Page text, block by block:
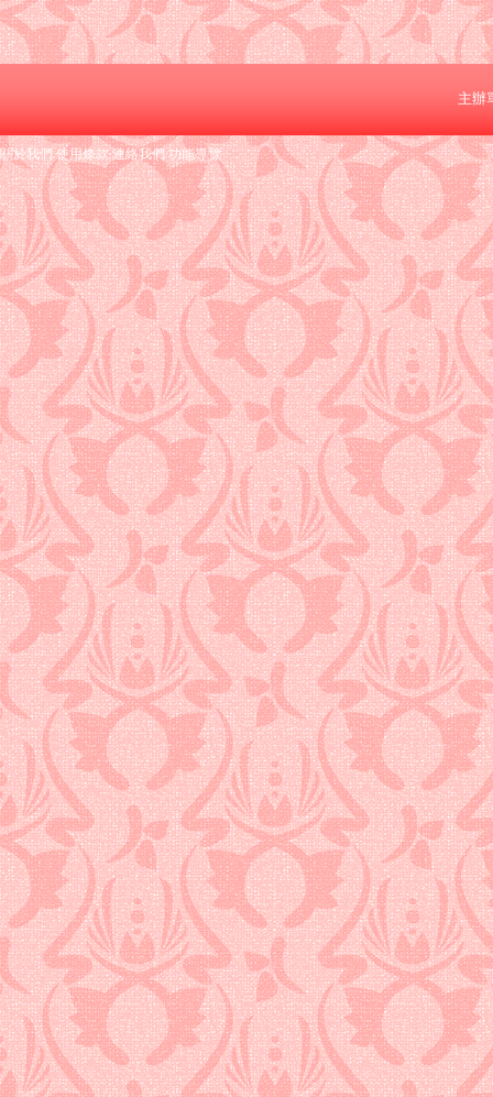
主辦
關於我們 使用條款 連絡我們 功能導覽